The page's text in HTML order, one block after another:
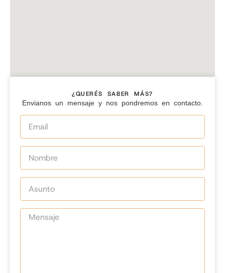
¿QUERÉS SABER MÁS?
Envianos un mensaje y nos pondremos en contacto.